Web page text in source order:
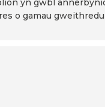
yn gwbl
o gamau